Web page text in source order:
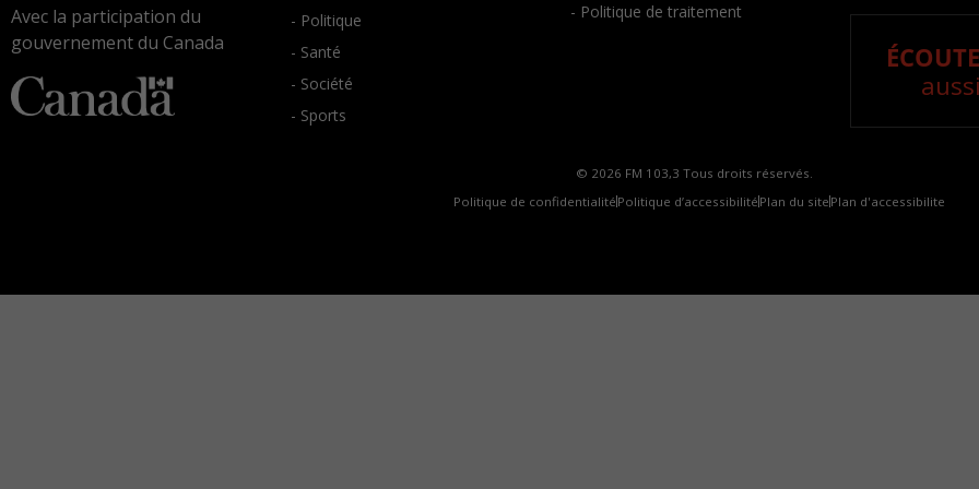
Avec la participation du
gouvernement du Canada
- Politique
- Santé
- Société
- Sports
- Politique de traitement
© 2026 FM 103,3 Tous droits réservés.
Politique de confidentialité Politique d’accessibilité Plan du site Plan d'accessibilite